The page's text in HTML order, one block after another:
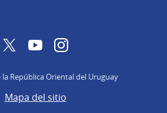
TwitterYouTubeInstagram
República Oriental del Uruguay
Mapa del sitio